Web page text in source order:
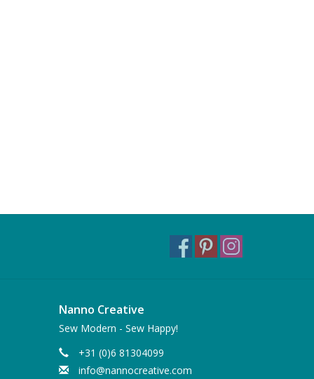
Nanno Creative
Sew Modern - Sew Happy!
+31 (0)6 81304099
info@nannocreative.com